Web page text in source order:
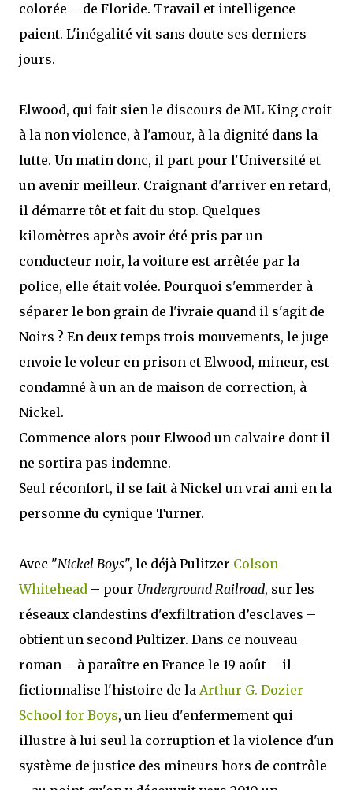
colorée – de Floride. Travail et intelligence
paient. L'inégalité vit sans doute ses derniers
jours.
Elwood, qui fait sien le discours de ML King croit
à la non violence, à l'amour, à la dignité dans la
lutte. Un matin donc, il part pour l'Université et
un avenir meilleur. Craignant d'arriver en retard,
il démarre tôt et fait du stop. Quelques
kilomètres après avoir été pris par un
conducteur noir, la voiture est arrêtée par la
police, elle était volée. Pourquoi s'emmerder à
séparer le bon grain de l'ivraie quand il s'agit de
Noirs ? En deux temps trois mouvements, le juge
envoie le voleur en prison et Elwood, mineur, est
condamné à un an de maison de correction, à
Nickel.
Commence alors pour Elwood un calvaire dont il
ne sortira pas indemne.
Seul réconfort, il se fait à Nickel un vrai ami en la
personne du cynique Turner.
Avec "Nickel Boys", le déjà Pulitzer Colson
Whitehead – pour Underground Railroad, sur les
réseaux clandestins d'exfiltration d’esclaves –
obtient un second Pultizer. Dans ce nouveau
roman – à paraître en France le 19 août – il
fictionnalise l'histoire de la Arthur G. Dozier
School for Boys, un lieu d'enfermement qui
illustre à lui seul la corruption et la violence d'un
système de justice des mineurs hors de contrôle